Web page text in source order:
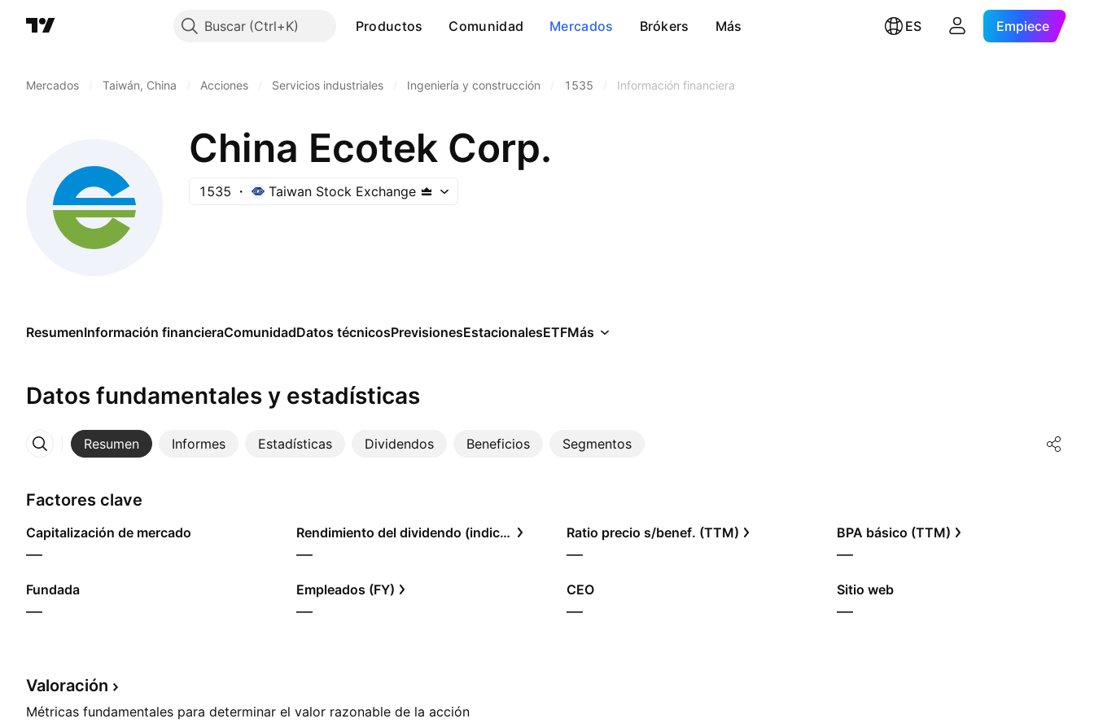
Buscar Productos Comunidad Mercados Brókers Más ES Empiece
Mercados Taiwán, China Acciones Servicios industriales Ingeniería y construcción 1535 Información financiera
China Ecotek Corp.
1535 Taiwan Stock Exchange
ResumenInformación financieraComunidadDatos técnicosPrevisionesEstacionalesETFMás
Datos fundamentales y estadísticas
Resumen Informes Estadísticas Dividendos Beneficios Segmentos
Más
Factores clave
Capitalización de mercado
—
Rendimiento del dividendo (indicado)
—
Ratio precio s/benef. (TTM)
—
BPA básico (TTM)
—
Fundada
—
Empleados (FY)
—
CEO
—
Sitio web
—
Valoración
Métricas fundamentales para determinar el valor razonable de la acción